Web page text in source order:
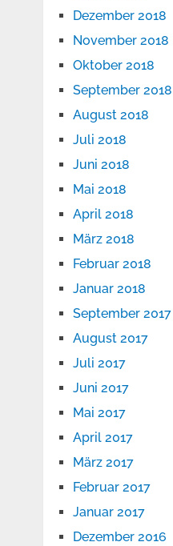
Dezember 2018
November 2018
Oktober 2018
September 2018
August 2018
Juli 2018
Juni 2018
Mai 2018
April 2018
März 2018
Februar 2018
Januar 2018
September 2017
August 2017
Juli 2017
Juni 2017
Mai 2017
April 2017
März 2017
Februar 2017
Januar 2017
Dezember 2016